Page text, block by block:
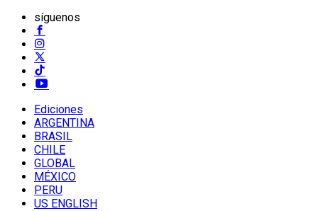
síguenos
Ediciones
ARGENTINA
BRASIL
CHILE
GLOBAL
MÉXICO
PERU
US ENGLISH